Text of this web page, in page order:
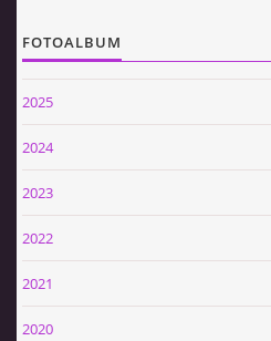
FOTOALBUM
2025
2024
2023
2022
2021
2020